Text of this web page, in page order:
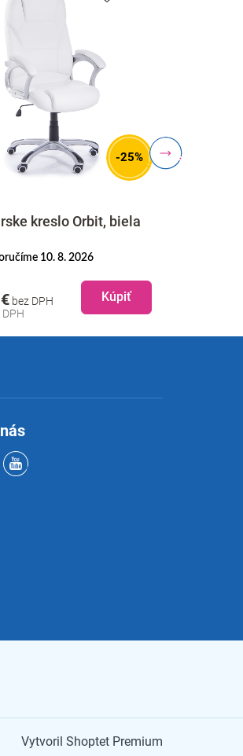
-25%
kreslo Orbit, biela
10. 8. 2026
bez DPH Kúpiť
Vytvoril Shoptet Premium